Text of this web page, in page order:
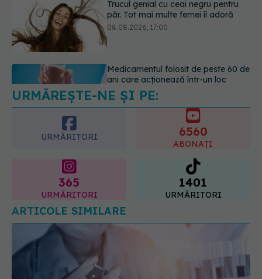
Medicamentul folosit de peste 60 de
ani care acționează într-un loc
neașteptat
Transpirații nocturne: semnul ignorat
care poate ascunde probleme
serioase de sănătate
08.08.2026, 20:00
URMĂREȘTE-NE ȘI PE:
URMĂRITORI 6560
ABONAȚI
URMĂRITORI
1401
URMĂRITORI
ARTICOLE SIMILARE